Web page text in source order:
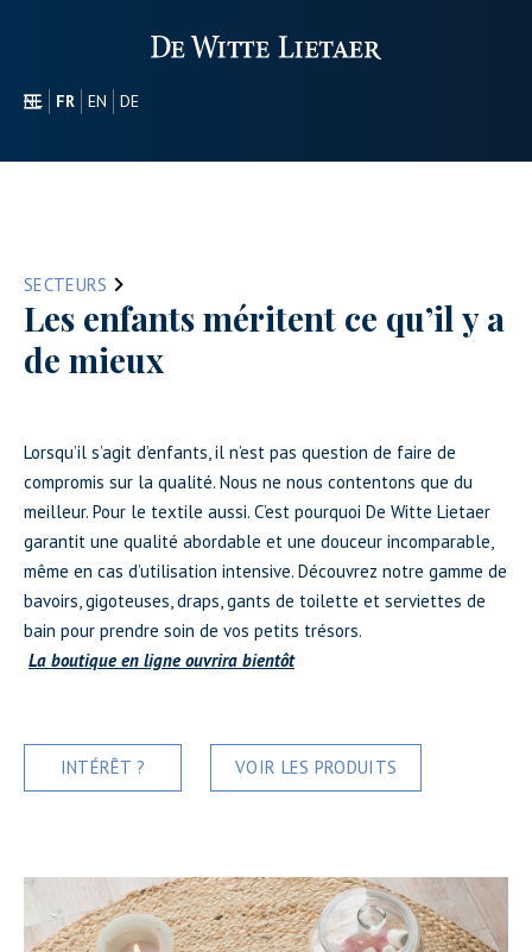
NL FR EN
DE
CONTACT
SECTEURS
Les enfants méritent ce qu’il y a
de mieux
Lorsqu’il s’agit d’enfants, il n’est pas question de faire de
compromis sur la qualité. Nous ne nous contentons que du
meilleur. Pour le textile aussi. C’est pourquoi De Witte Lietaer
garantit une qualité abordable et une douceur incomparable,
même en cas d’utilisation intensive. Découvrez notre gamme de
bavoirs, gigoteuses, draps, gants de toilette et serviettes de
bain pour prendre soin de vos petits trésors.
La boutique en ligne ouvrira bientôt
INTÉRÊT ? VOIR LES PRODUITS